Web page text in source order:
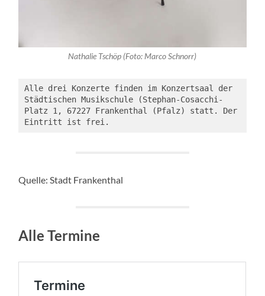
Nathalie Tschöp (Foto: Marco Schnorr)
Alle drei Konzerte finden im Konzertsaal der
Städtischen Musikschule (Stephan-Cosacchi-
Platz 1, 67227 Frankenthal (Pfalz) statt. Der
Eintritt ist frei.
Quelle: Stadt Frankenthal
Alle Termine